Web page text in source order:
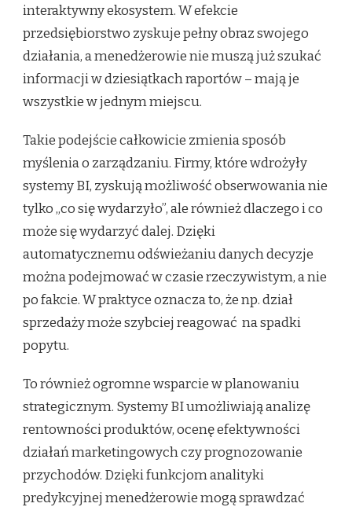
interaktywny ekosystem. W efekcie
przedsiębiorstwo zyskuje pełny obraz swojego
działania, a menedżerowie nie muszą już szukać
informacji w dziesiątkach raportów – mają je
wszystkie w jednym miejscu.
Takie podejście całkowicie zmienia sposób
myślenia o zarządzaniu. Firmy, które wdrożyły
systemy BI, zyskują możliwość obserwowania nie
tylko „co się wydarzyło”, ale również dlaczego i co
może się wydarzyć dalej. Dzięki
automatycznemu odświeżaniu danych decyzje
można podejmować w czasie rzeczywistym, a nie
po fakcie. W praktyce oznacza to, że np. dział
sprzedaży może szybciej reagować na spadki
popytu.
To również ogromne wsparcie w planowaniu
strategicznym. Systemy BI umożliwiają analizę
rentowności produktów, ocenę efektywności
działań marketingowych czy prognozowanie
przychodów. Dzięki funkcjom analityki
predykcyjnej menedżerowie mogą sprawdzać